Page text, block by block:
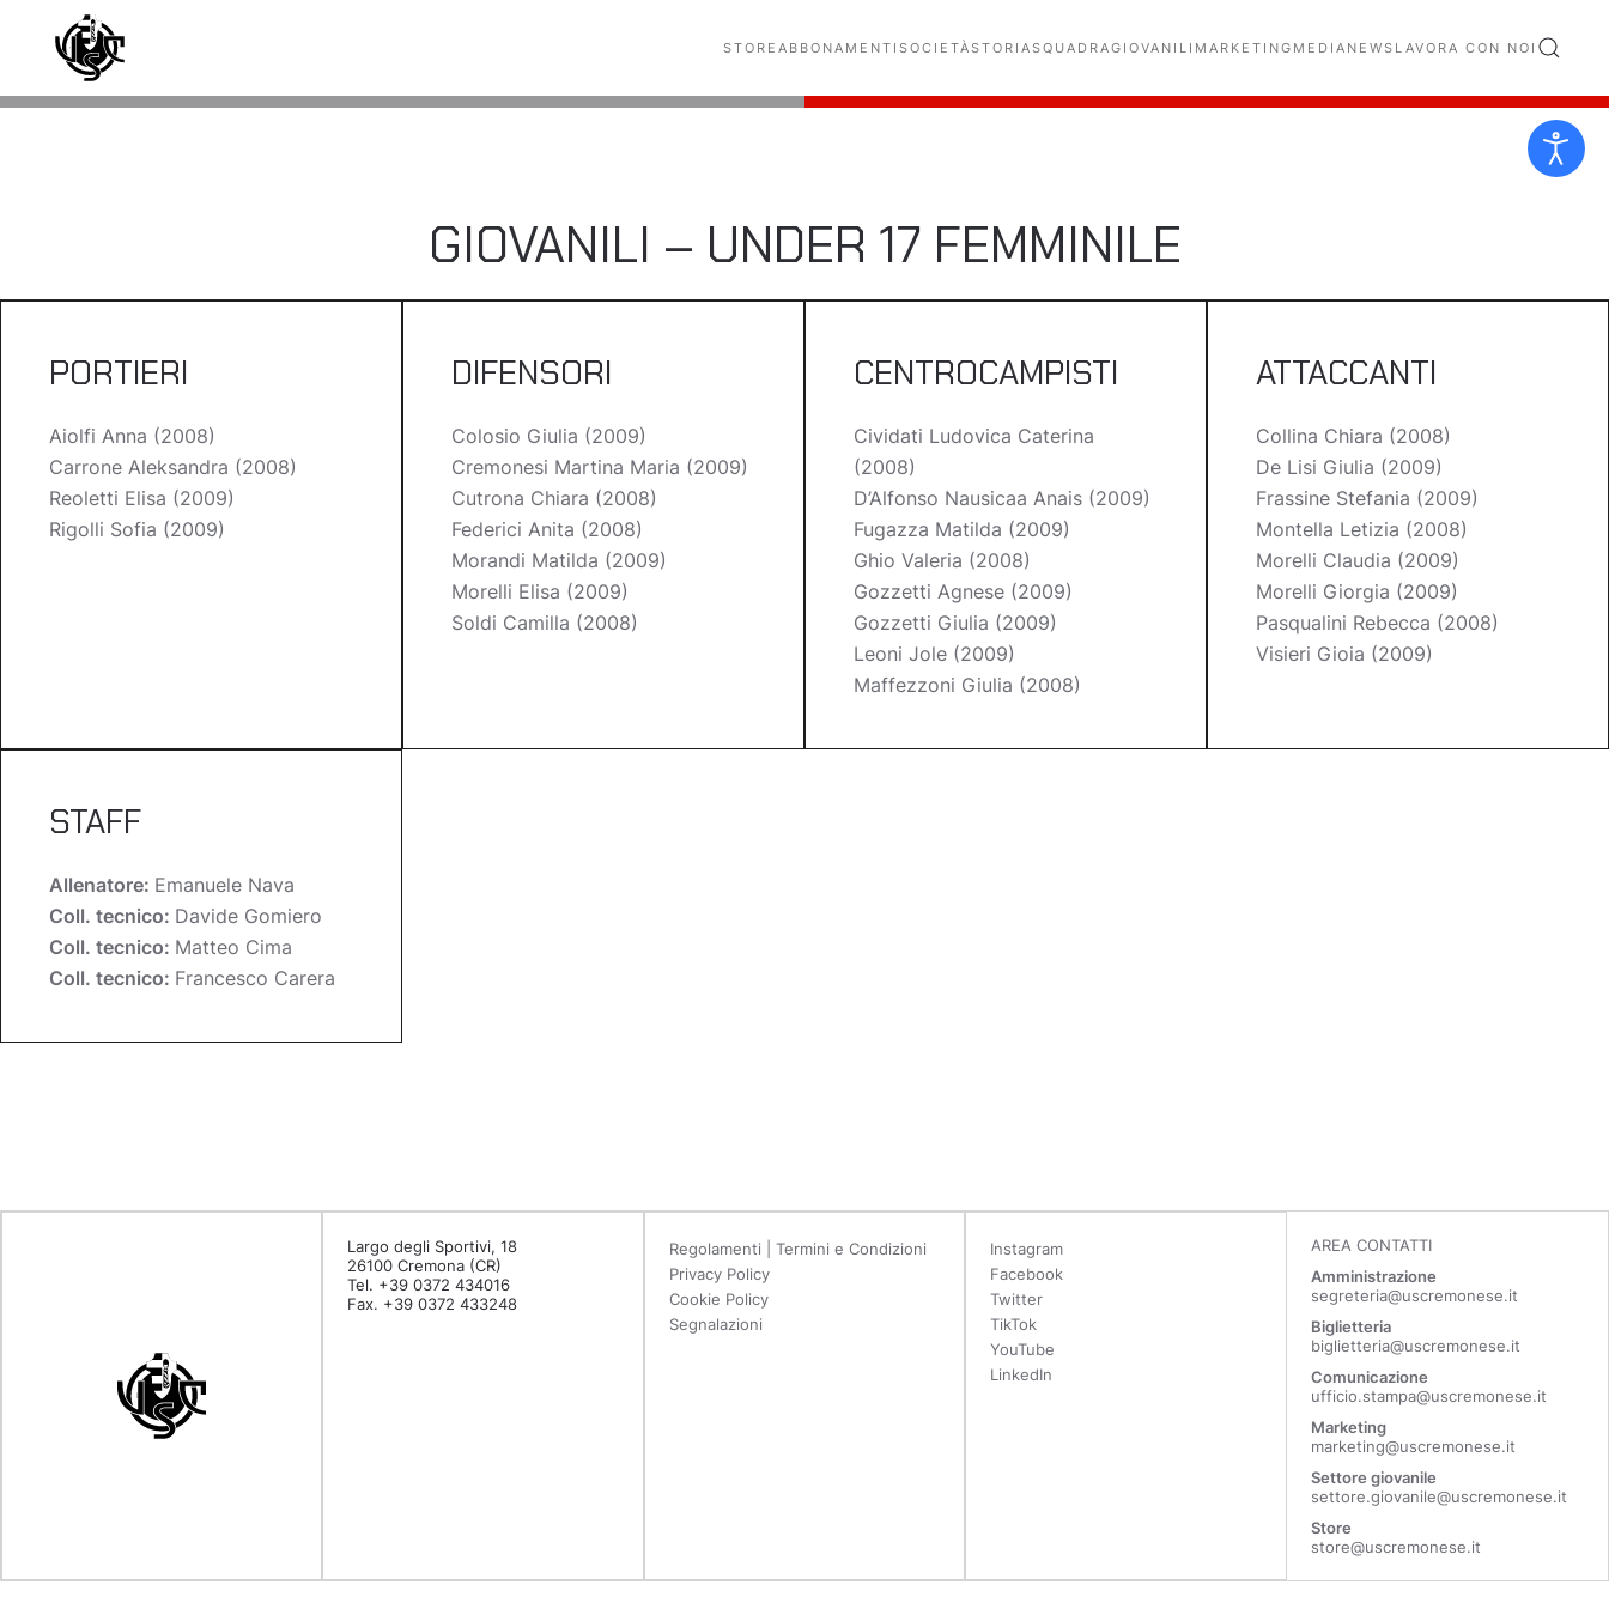
Skip to main content STORE ABBONAMENTI SOCIETÀSTORIASQUADRAGIOVANILI MARKETING MEDIA NEWS LAVORA CON NOI
GIOVANILI – UNDER 17 FEMMINILE
PORTIERI
Aiolfi Anna (2008)
Carrone Aleksandra (2008)
Reoletti Elisa (2009)
Rigolli Sofia (2009)
DIFENSORI
Colosio Giulia (2009)
Cremonesi Martina Maria (2009)
Cutrona Chiara (2008)
Federici Anita (2008)
Morandi Matilda (2009)
Morelli Elisa (2009)
Soldi Camilla (2008)
CENTROCAMPISTI
Cividati Ludovica Caterina
(2008)
D’Alfonso Nausicaa Anais (2009)
Fugazza Matilda (2009)
Ghio Valeria (2008)
Gozzetti Agnese (2009)
Gozzetti Giulia (2009)
Leoni Jole (2009)
Maffezzoni Giulia (2008)
ATTACCANTI
Collina Chiara (2008)
De Lisi Giulia (2009)
Frassine Stefania (2009)
Montella Letizia (2008)
Morelli Claudia (2009)
Morelli Giorgia (2009)
Pasqualini Rebecca (2008)
Visieri Gioia (2009)
STAFF
Allenatore: Emanuele Nava
Coll. tecnico: Davide Gomiero
Coll. tecnico: Matteo Cima
Coll. tecnico: Francesco Carera
Largo degli Sportivi, 18
26100 Cremona (CR)
Tel. +39 0372 434016
Fax. +39 0372 433248
Regolamenti | Termini e Condizioni
Privacy Policy
Cookie Policy
Segnalazioni
Instagram
Facebook
Twitter
TikTok
YouTube
LinkedIn
AREA CONTATTI
Amministrazione
segreteria@uscremonese.it
Biglietteria
biglietteria@uscremonese.it
Comunicazione
ufficio.stampa@uscremonese.it
Marketing
marketing@uscremonese.it
Settore giovanile
settore.giovanile@uscremonese.it
Store
store@uscremonese.it